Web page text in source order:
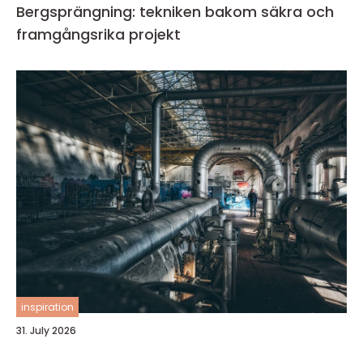
Bergsprängning: tekniken bakom säkra och
framgångsrika projekt
inspiration
31. July 2026